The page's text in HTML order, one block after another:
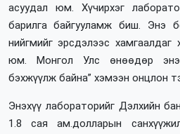
асуудал юм. Хүчирхэг
барилга байгууламж биш. Энэ
нийгмийг эрсдэлээс
юм. Монгол Улс өнөөдөр
бэхжүүлж байна” хэмээн онцлон
Энэхүү лабораторийг Дэлхийн
1.8 сая ам.долларын